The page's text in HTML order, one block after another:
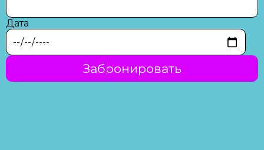
Дата
Забронировать